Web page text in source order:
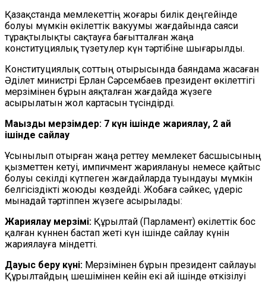
Қазақстанда мемлекеттің жоғары билік деңгейінде
болуы мүмкін өкілеттік вакуумы жағдайында саяси
тұрақтылықты сақтауға бағытталған жаңа
конституциялық түзетулер күн тәртібіне шығарылды.
Конституциялық соттың отырысында баяндама жасаған
Әділет министрі Ерлан Сәрсембаев президент өкілеттігі
мерзімінен бұрын аяқталған жағдайда жүзеге
асырылатын жол картасын түсіндірді.
Маңызды мерзімдер: 7 күн ішінде жариялау, 2 ай
ішінде сайлау
Ұсынылып отырған жаңа реттеу мемлекет басшысының
қызметтен кетуі, импичмент жариялануы немесе қайтыс
болуы секілді күтпеген жағдайларда туындауы мүмкін
белгісіздікті жоюды көздейді. Жобаға сәйкес, үдеріс
мынадай тәртіппен жүзеге асырылады:
Жариялау мерзімі: Құрылтай (Парламент) өкілеттік бос
қалған күннен бастап жеті күн ішінде сайлау күнін
жариялауға міндетті.
Дауыс беру күні: Мерзімінен бұрын президент сайлауы
Құрылтайдың шешімінен кейін екі ай ішінде өткізілуі